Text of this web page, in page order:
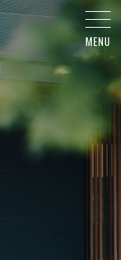
タジ